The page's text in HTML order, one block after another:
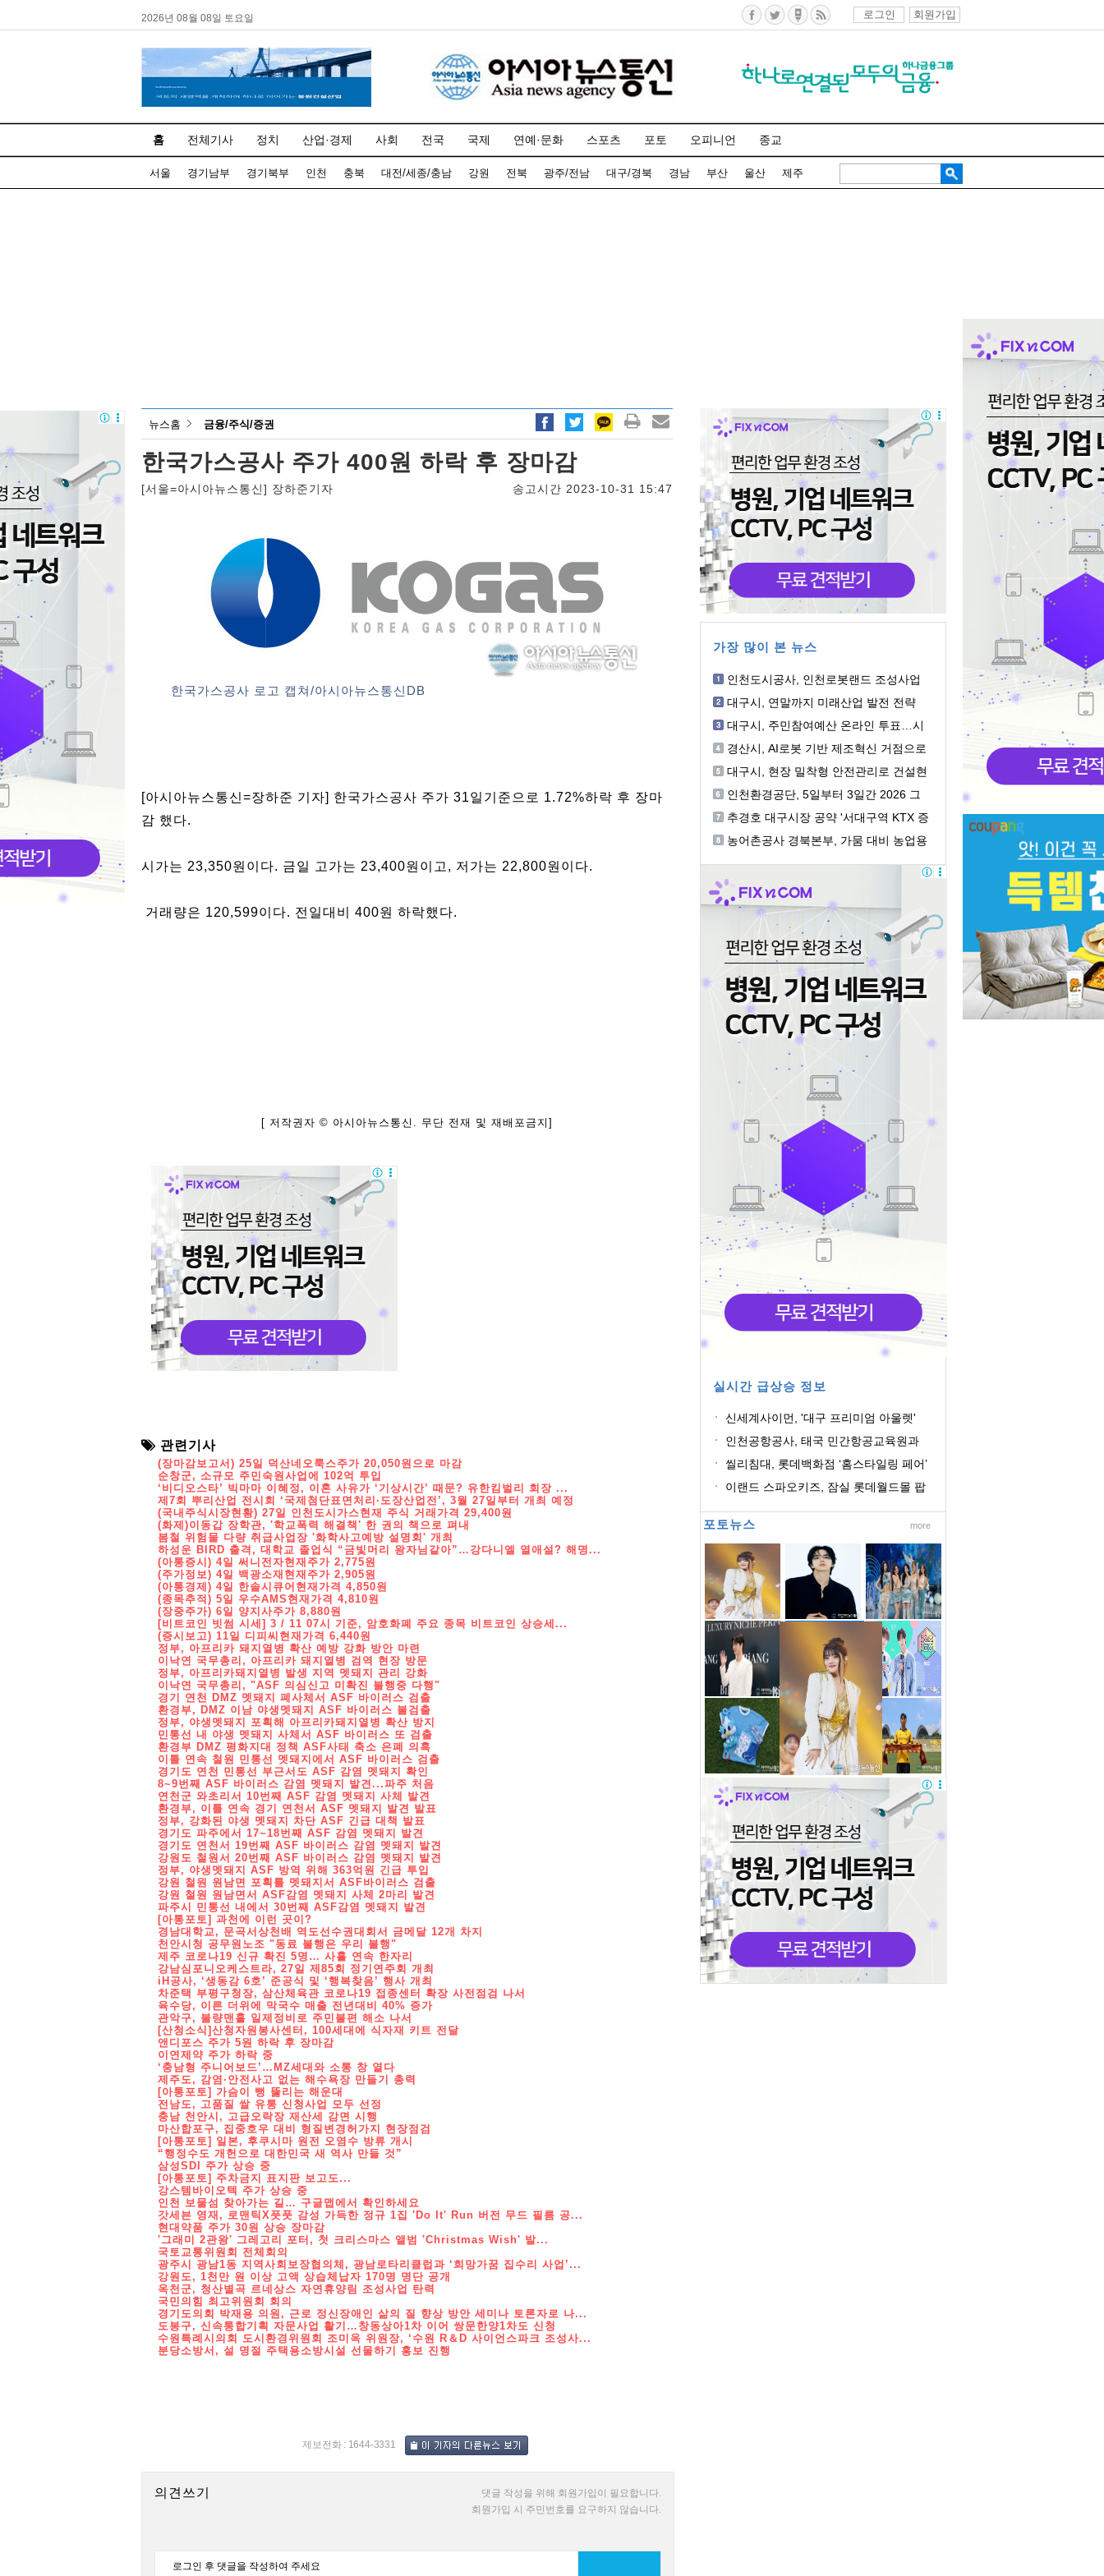
2026년 08월 08일 토요일 로그인 회원가입
홈 전체기사 정치 산업·경제 사회 전국 국제 연예·문화 스포츠 포토 오피니언 종교
서울 경기남부 경기북부 인천 충북 대전/세종/충남 강원 전북 광주/전남 대구/경북 경남 부산 울산 제주
뉴스홈 금융/주식/증권
한국가스공사 주가 400원 하락 후 장마감
[서울=아시아뉴스통신] 장하준기자 송고시간 2023-10-31 15:47
한국가스공사 로고 캡쳐/아시아뉴스통신DB
[아시아뉴스통신=장하준 기자] 한국가스공사 주가 31일기준으로 1.72%하락 후 장마
감 했다.
시가는 23,350원이다. 금일 고가는 23,400원이고, 저가는 22,800원이다.
거래량은 120,599이다. 전일대비 400원 하락했다.
[ 저작권자 © 아시아뉴스통신. 무단 전재 및 재배포금지]
관련기사
(장마감보고서) 25일 덕산네오룩스주가 20,050원으로 마감
순창군, 소규모 주민숙원사업에 102억 투입
‘비디오스타’ 빅마마 이혜정, 이혼 사유가 ‘기상시간’ 때문? 유한킴벌리 회장 ...
제7회 뿌리산업 전시회 ‘국제첨단표면처리·도장산업전’, 3월 27일부터 개최 예정
(국내주식시장현황) 27일 인천도시가스현재 주식 거래가격 29,400원
(화제)이동갑 장학관, '학교폭력 해결책' 한 권의 책으로 펴내
봄철 위험물 다량 취급사업장 '화학사고예방 설명회' 개최
하성운 BIRD 출격, 대학교 졸업식 “금빛머리 왕자님같아”…강다니엘 열애설? 해명...
(아통증시) 4일 써니전자현재주가 2,775원
(주가정보) 4일 백광소재현재주가 2,905원
(아통경제) 4일 한솔시큐어현재가격 4,850원
(종목추적) 5일 우수AMS현재가격 4,810원
(장중주가) 6일 양지사주가 8,880원
[비트코인 빗썸 시세] 3 / 11 07시 기준, 암호화폐 주요 종목 비트코인 상승세...
(증시보고) 11일 디피씨현재가격 6,440원
정부, 아프리카 돼지열병 확산 예방 강화 방안 마련
이낙연 국무총리, 아프리카 돼지열병 검역 현장 방문
정부, 아프리카돼지열병 발생 지역 멧돼지 관리 강화
이낙연 국무총리, "ASF 의심신고 미확진 불행중 다행"
경기 연천 DMZ 멧돼지 폐사체서 ASF 바이러스 검출
환경부, DMZ 이남 야생멧돼지 ASF 바이러스 불검출
정부, 야생멧돼지 포획해 아프리카돼지열병 확산 방지
민통선 내 야생 멧돼지 사체서 ASF 바이러스 또 검출
환경부 DMZ 평화지대 정책 ASF사태 축소 은폐 의혹
이틀 연속 철원 민통선 멧돼지에서 ASF 바이러스 검출
경기도 연천 민통선 부근서도 ASF 감염 멧돼지 확인
8~9번째 ASF 바이러스 감염 멧돼지 발견...파주 처음
연천군 와초리서 10번째 ASF 감염 멧돼지 사체 발견
환경부, 이틀 연속 경기 연천서 ASF 멧돼지 발견 발표
정부, 강화된 야생 멧돼지 차단 ASF 긴급 대책 발표
경기도 파주에서 17~18번째 ASF 감염 멧돼지 발견
경기도 연천서 19번째 ASF 바이러스 감염 멧돼지 발견
강원도 철원서 20번째 ASF 바이러스 감염 멧돼지 발견
정부, 야생멧돼지 ASF 방역 위해 363억원 긴급 투입
강원 철원 원남면 포획틀 멧돼지서 ASF바이러스 검출
강원 철원 원남면서 ASF감염 멧돼지 사체 2마리 발견
파주시 민통선 내에서 30번째 ASF감염 멧돼지 발견
[아통포토] 과천에 이런 곳이?
경남대학교, 문곡서상천배 역도선수권대회서 금메달 12개 차지
천안시청 공무원노조 "동료 불행은 우리 불행"
제주 코로나19 신규 확진 5명… 사흘 연속 한자리
강남심포니오케스트라, 27일 제85회 정기연주회 개최
iH공사, ‘생동감 6호’ 준공식 및 ‘행복찾음’ 행사 개최
차준택 부평구청장, 삼산체육관 코로나19 접종센터 확장 사전점검 나서
육수당, 이른 더위에 막국수 매출 전년대비 40% 증가
관악구, 불량맨홀 일제정비로 주민불편 해소 나서
[산청소식]산청자원봉사센터, 100세대에 식자재 키트 전달
앤디포스 주가 5원 하락 후 장마감
이연제약 주가 하락 중
‘충남형 주니어보드’…MZ세대와 소통 창 열다
제주도, 감염·안전사고 없는 해수욕장 만들기 총력
[아통포토] 가슴이 뻥 뚫리는 해운대
전남도, 고품질 쌀 유통 신청사업 모두 선정
충남 천안시, 고급오락장 재산세 감면 시행
마산합포구, 집중호우 대비 형질변경허가지 현장점검
[아통포토] 일본, 후쿠시마 원전 오염수 방류 개시
“행정수도 개헌으로 대한민국 새 역사 만들 것”
삼성SDI 주가 상승 중
[아통포토] 주차금지 표지판 보고도...
강스템바이오텍 주가 상승 중
인천 보물섬 찾아가는 길… 구글맵에서 확인하세요
갓세븐 영재, 로맨틱X풋풋 감성 가득한 정규 1집 'Do It' Run 버전 무드 필름 공...
현대약품 주가 30원 상승 장마감
'그래미 2관왕' 그레고리 포터, 첫 크리스마스 앨범 'Christmas Wish' 발...
국토교통위원회 전체회의
광주시 광남1동 지역사회보장협의체, 광남로타리클럽과 ‘희망가꿈 집수리 사업’...
강원도, 1천만 원 이상 고액 상습체납자 170명 명단 공개
옥천군, 청산별곡 르네상스 자연휴양림 조성사업 탄력
국민의힘 최고위원회 회의
경기도의회 박재용 의원, 근로 정신장애인 삶의 질 향상 방안 세미나 토론자로 나...
도봉구, 신속통합기획 자문사업 활기…창동상아1차 이어 쌍문한양1차도 신청
수원특례시의회 도시환경위원회 조미옥 위원장, ‘수원 R＆D 사이언스파크 조성사...
분당소방서, 설 명절 주택용소방시설 선물하기 홍보 진행
제보전화 : 1644-3331
의견쓰기
댓글 작성을 위해 회원가입이 필요합니다.
회원가입 시 주민번호를 요구하지 않습니다.
가장 많이 본 뉴스
인천도시공사, 인천로봇랜드 조성사업
대구시, 연말까지 미래산업 발전 전략
대구시, 주민참여예산 온라인 투표…시
경산시, AI로봇 기반 제조혁신 거점으로
대구시, 현장 밀착형 안전관리로 건설현
인천환경공단, 5일부터 3일간 2026 그
추경호 대구시장 공약 '서대구역 KTX 증
농어촌공사 경북본부, 가뭄 대비 농업용
실시간 급상승 정보
신세계사이먼, '대구 프리미엄 아울렛'
인천공항공사, 태국 민간항공교육원과
씰리침대, 롯데백화점 ‘홈스타일링 페어’
이랜드 스파오키즈, 잠실 롯데월드몰 팝
포토뉴스 more